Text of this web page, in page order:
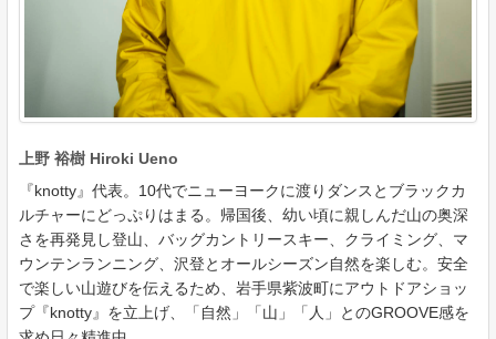
上野 裕樹 Hiroki Ueno
『knotty』代表。10代でニューヨークに渡りダンスとブラックカ
ルチャーにどっぷりはまる。帰国後、幼い頃に親しんだ山の奥深
さを再発見し登山、バッグカントリースキー、クライミング、マ
ウンテンランニング、沢登とオールシーズン自然を楽しむ。安全
で楽しい山遊びを伝えるため、岩手県紫波町にアウトドアショッ
プ『knotty』を立上げ、「自然」「山」「人」とのGROOVE感を